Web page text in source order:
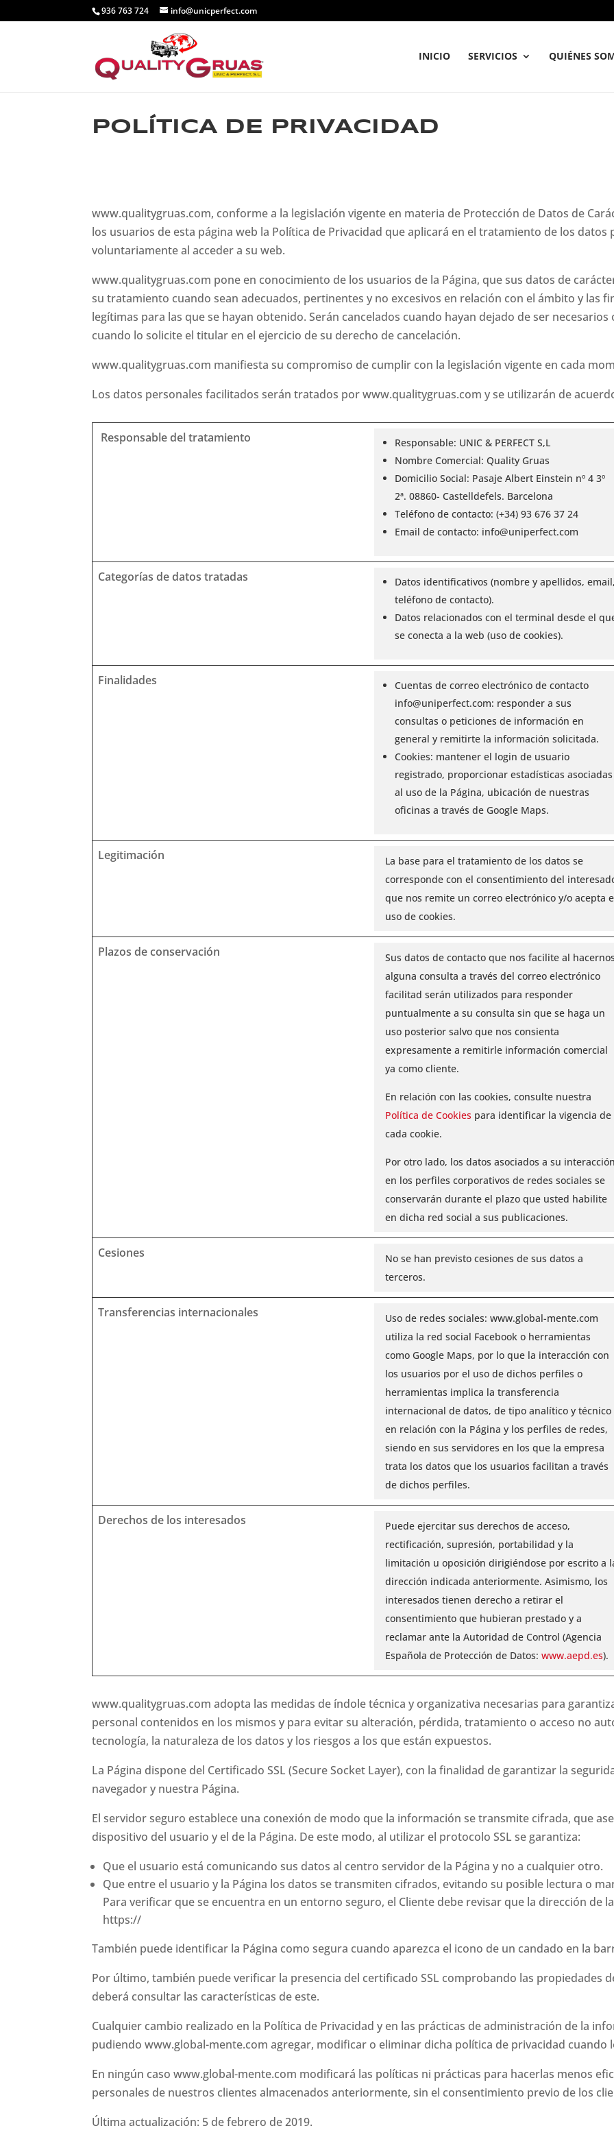
936 763 724 info@unicperfect.com
INICIO SERVICIOS QUIÉNES
POLÍTICA DE PRIVACIDAD
www.qualitygruas.com, conforme a la legislación vigente en materia de Protección de Datos de
los usuarios de esta página web la Política de Privacidad que aplicará en el tratamiento de los
voluntariamente al acceder a su web.
www.qualitygruas.com pone en conocimiento de los usuarios de la Página, que sus datos de
su tratamiento cuando sean adecuados, pertinentes y no excesivos en relación con el ámbito y las
legítimas para las que se hayan obtenido. Serán cancelados cuando hayan dejado de ser
cuando lo solicite el titular en el ejercicio de su derecho de cancelación.
www.qualitygruas.com manifiesta su compromiso de cumplir con la legislación vigente en cada
Los datos personales facilitados serán tratados por www.qualitygruas.com y se utilizarán de
Responsable del tratamiento
Responsable: UNIC & PERFECT S,L
Nombre Comercial: Quality Gruas
Domicilio Social: Pasaje Albert Einstein nº 4 3º
2ª. 08860- Castelldefels. Barcelona
Teléfono de contacto: (+34) 93 676 37 24
Email de contacto: info@uniperfect.com
Categorías de datos tratadas
Datos identificativos (nombre y apellidos, email,
teléfono de contacto).
Datos relacionados con el terminal desde el
se conecta a la web (uso de cookies).
Finalidades
Cuentas de correo electrónico de contacto
info@uniperfect.com: responder a sus
consultas o peticiones de información en
general y remitirte la información solicitada.
Cookies: mantener el login de usuario
registrado, proporcionar estadísticas asociadas
al uso de la Página, ubicación de nuestras
oficinas a través de Google Maps.
Legitimación
La base para el tratamiento de los datos se
corresponde con el consentimiento del
que nos remite un correo electrónico y/o acepta
uso de cookies.
Plazos de conservación
Sus datos de contacto que nos facilite al hacernos
alguna consulta a través del correo electrónico
facilitad serán utilizados para responder
puntualmente a su consulta sin que se haga un
uso posterior salvo que nos consienta
expresamente a remitirle información comercial
ya como cliente.
En relación con las cookies, consulte nuestra
Política de Cookies para identificar la vigencia de
cada cookie.
Por otro lado, los datos asociados a su interacción
en los perfiles corporativos de redes sociales se
conservarán durante el plazo que usted habilite
en dicha red social a sus publicaciones.
Cesiones
No se han previsto cesiones de sus datos a
terceros.
Transferencias internacionales
Uso de redes sociales: www.global-mente.com
utiliza la red social Facebook o herramientas
como Google Maps, por lo que la interacción con
los usuarios por el uso de dichos perfiles o
herramientas implica la transferencia
internacional de datos, de tipo analítico y técnico
en relación con la Página y los perfiles de redes,
siendo en sus servidores en los que la empresa
trata los datos que los usuarios facilitan a través
de dichos perfiles.
Derechos de los interesados
Puede ejercitar sus derechos de acceso,
rectificación, supresión, portabilidad y la
limitación u oposición dirigiéndose por escrito a
dirección indicada anteriormente. Asimismo, los
interesados tienen derecho a retirar el
consentimiento que hubieran prestado y a
reclamar ante la Autoridad de Control (Agencia
Española de Protección de Datos: www.aepd.es).
www.qualitygruas.com adopta las medidas de índole técnica y organizativa necesarias para
personal contenidos en los mismos y para evitar su alteración, pérdida, tratamiento o acceso no
tecnología, la naturaleza de los datos y los riesgos a los que están expuestos.
La Página dispone del Certificado SSL (Secure Socket Layer), con la finalidad de garantizar la
navegador y nuestra Página.
El servidor seguro establece una conexión de modo que la información se transmite cifrada, que
dispositivo del usuario y el de la Página. De este modo, al utilizar el protocolo SSL se garantiza:
Que el usuario está comunicando sus datos al centro servidor de la Página y no a cualquier otro.
Que entre el usuario y la Página los datos se transmiten cifrados, evitando su posible lectura o
Para verificar que se encuentra en un entorno seguro, el Cliente debe revisar que la dirección de
https://
También puede identificar la Página como segura cuando aparezca el icono de un candado en la
Por último, también puede verificar la presencia del certificado SSL comprobando las propiedades
deberá consultar las características de este.
Cualquier cambio realizado en la Política de Privacidad y en las prácticas de administración de la
pudiendo www.global-mente.com agregar, modificar o eliminar dicha política de privacidad cuando
En ningún caso www.global-mente.com modificará las políticas ni prácticas para hacerlas menos
personales de nuestros clientes almacenados anteriormente, sin el consentimiento previo de los
Última actualización: 5 de febrero de 2019.